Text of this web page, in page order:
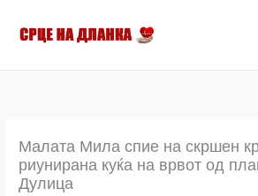
Малата Мила спие на скршен
риунирана куќа на врвот од
Дулица